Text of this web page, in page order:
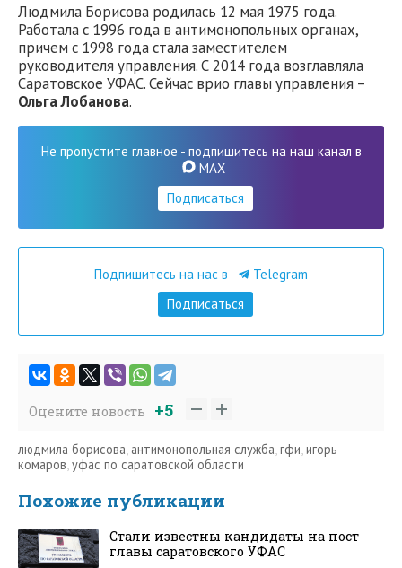
Людмила Борисова родилась 12 мая 1975 года.
Работала с 1996 года в антимонопольных органах,
причем с 1998 года стала заместителем
руководителя управления. С 2014 года возглавляла
Саратовское УФАС. Сейчас врио главы управления –
Ольга Лобанова.
Не пропустите главное - подпишитесь на наш канал в
MAX
Подписаться
Подпишитесь на нас в
Telegram
Подписаться
Оцените новость +5
людмила борисова, антимонопольная служба,гфи,игорь
комаров,уфас по саратовской области
Похожие публикации
Стали известны кандидаты на пост
главы саратовского УФАС